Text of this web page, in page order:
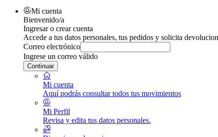
Mi cuenta
Bienvenido/a
Ingresar o crear cuenta
Accede a tus datos personales, tus pedidos y solicita
Correo electrónico
Ingrese un correo válido
Continuar
Mi cuenta
Aquí podrás consultar todos tus movimientos
Mi Perfil
Revisa y edita tus datos personales.